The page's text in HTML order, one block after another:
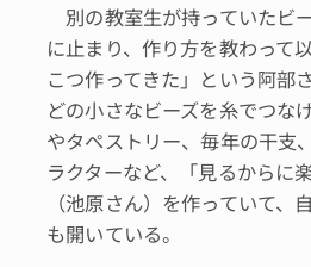
別の教室生が持っていたビ
に止まり、作り方を教わって
こつ作ってきた」という阿部
どの小さなビーズを糸でつな
やタペストリー、毎年の干支
ラクターなど、「見るからに
（池原さん）を作っていて、
も開いている。